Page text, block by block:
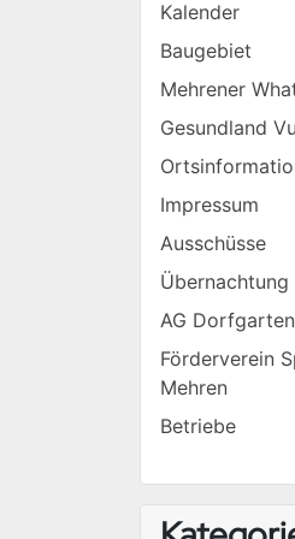
Kalender
Baugebiet
Mehrener
Gesundland
Impressum
Ausschüsse
Übernachtung
AG Dorfgarten
Förderverein
Mehren
Betriebe